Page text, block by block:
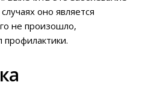
оно является
не произошло,